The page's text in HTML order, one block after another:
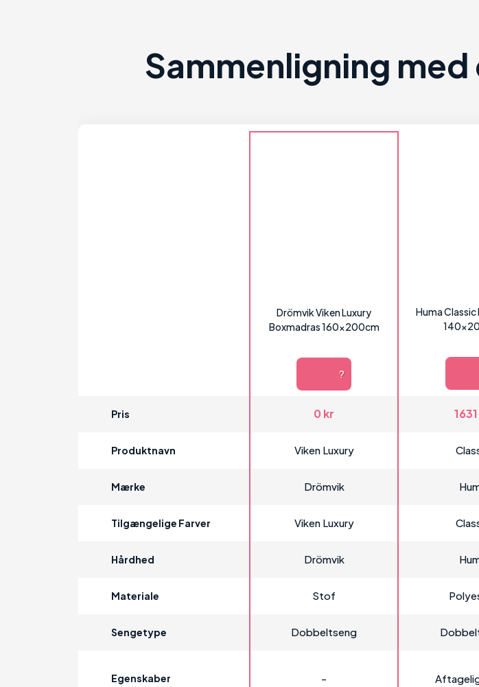
Sammenligning
Drömvik Viken Luxury
Boxmadras 160x200cm
?
Huma
Pris 0 kr
Produktnavn Viken Luxury
Mærke Drömvik
Tilgængelige Farver Viken Luxury
Hårdhed Drömvik
Materiale Stof
Sengetype Dobbeltseng
Egenskaber -